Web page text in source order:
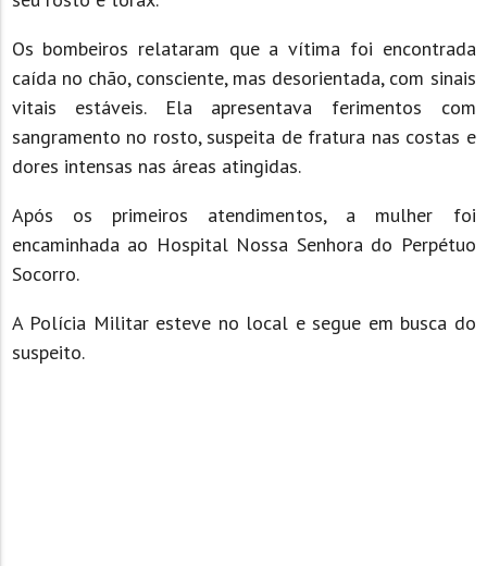
Os bombeiros relataram que a vítima foi encontrada
caída no chão, consciente, mas desorientada, com sinais
vitais estáveis. Ela apresentava ferimentos com
sangramento no rosto, suspeita de fratura nas costas e
dores intensas nas áreas atingidas.
Após os primeiros atendimentos, a mulher foi
encaminhada ao Hospital Nossa Senhora do Perpétuo
Socorro.
A Polícia Militar esteve no local e segue em busca do
suspeito.